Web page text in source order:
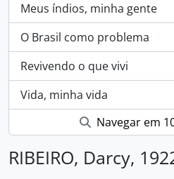
Meus índios, minha gente
O Brasil como problema
Revivendo o que vivi
Vida, minha vida
Navegar em
RIBEIRO, Darcy,